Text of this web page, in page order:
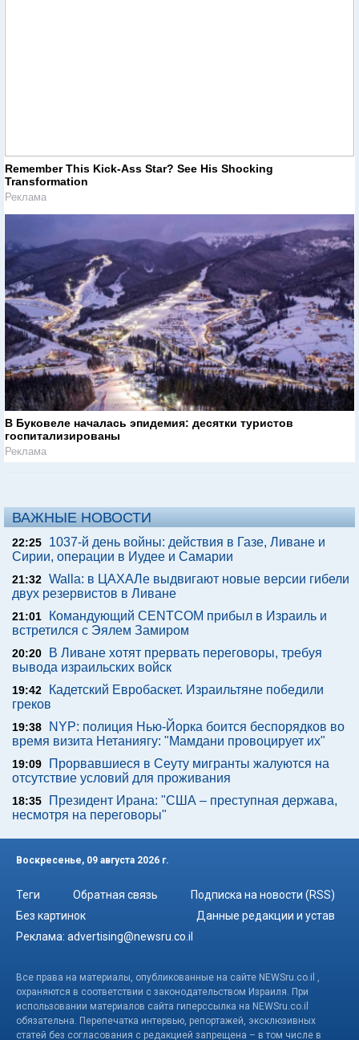
Remember This Kick-Ass Star? See His Shocking
Transformation
Реклама
В Буковеле началась эпидемия: десятки туристов
госпитализированы
Реклама
ВАЖНЫЕ НОВОСТИ
22:25
1037-й день войны: действия в Газе, Ливане и
Сирии, операции в Иудее и Самарии
21:32 Walla: в ЦАХАЛе выдвигают новые версии гибели
двух резервистов в Ливане
21:01
Командующий CENTCOM прибыл в Израиль и
встретился с Эялем Замиром
20:20
В Ливане хотят прервать переговоры, требуя
вывода израильских войск
19:42
Кадетский Евробаскет. Израильтяне победили
греков
19:38
NYP: полиция Нью-Йорка боится беспорядков во
время визита Нетаниягу: "Мамдани провоцирует их"
19:09
Прорвавшиеся в Сеуту мигранты жалуются на
отсутствие условий для проживания
18:35
Президент Ирана: "США – преступная держава,
несмотря на переговоры"
Воскресенье, 09 августа 2026 г.
Теги Обратная связь
Подписка на новости (RSS)
Без картинок
Данные редакции и устав
Реклама: advertising@newsru.co.il
Все права на материалы, опубликованные на сайте NEWSru.co.il ,
охраняются в соответствии с законодательством Израиля. При
использовании материалов сайта гиперссылка на NEWSru.co.il
обязательна. Перепечатка интервью, репортажей, эксклюзивных
статей без согласования с редакцией запрещена – в том числе в